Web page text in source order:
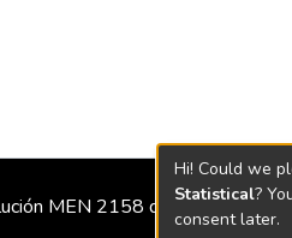
MEN 2158 de 2018
Hi! Could we
Statistical?
consent later.